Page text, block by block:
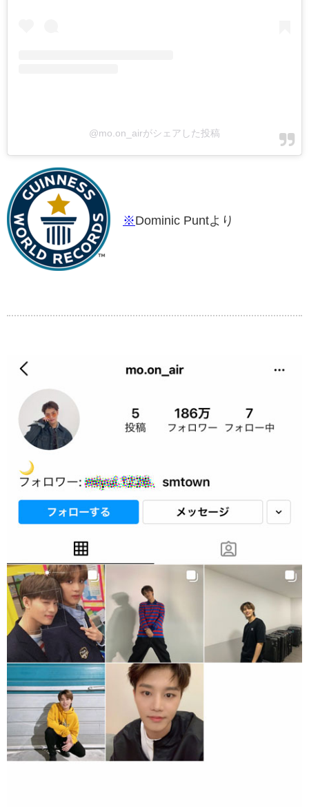
@mo.on_airがシェアした投稿
※Dominic Puntより